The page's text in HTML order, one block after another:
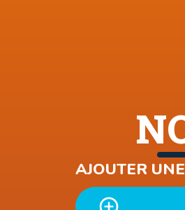
AJOUTER